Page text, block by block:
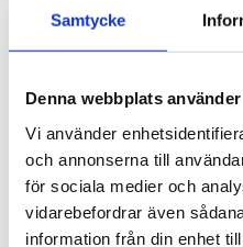
Samtycke
Denna webbplats
Vi använder
och annonserna till
för sociala medier och
vidarebefordrar även
information från din enhet
Bli den första att lämna